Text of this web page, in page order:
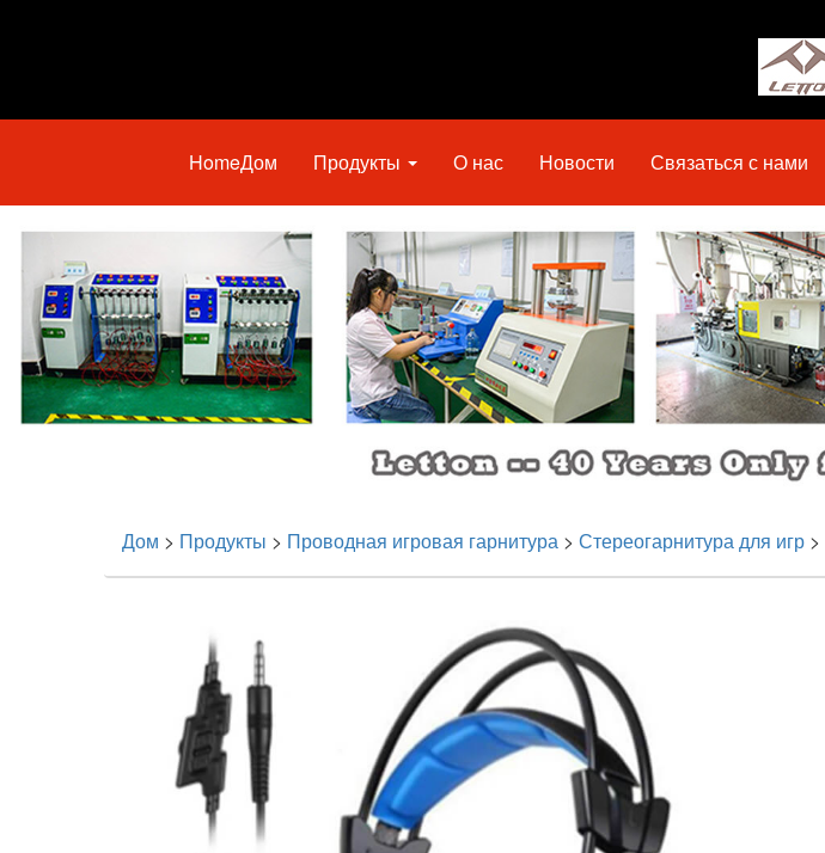
HomeДом Продукты О нас Новости Связаться с нами
Дом > Продукты > Проводная игровая гарнитура > Стереогарнитура для игр >